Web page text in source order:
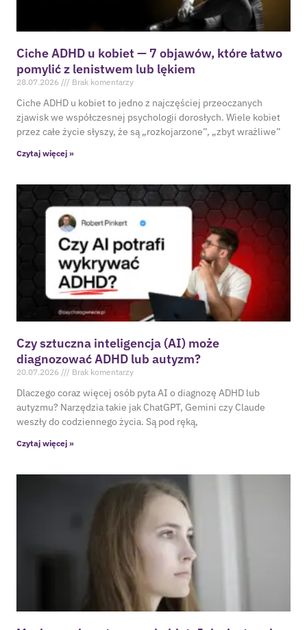
pomylić z lenistwem lub lękiem
28.07.2026 Brak komentarzy
Ciche ADHD u kobiet to jedno z najczęściej przeoczanych
zjawisk we współczesnej psychologii dorosłych. Wiele kobiet
przez całe życie słyszy, że są „rozkojarzone”, „zbyt wrażliwe”
diagnozować ADHD lub autyzm?
20.07.2026 Brak komentarzy
Dlaczego coraz więcej osób pyta AI o diagnozę ADHD lub
autyzmu? Narzędzia takie jak ChatGPT, Gemini czy Claude
weszły do codziennego życia. Są pod ręką,